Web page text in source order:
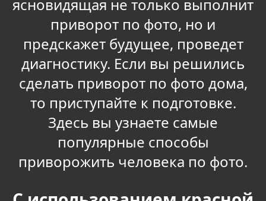
ясновидящая не только выполнит
приворот по фото, но и
предскажет будущее, проведет
диагностику. Если вы решились
сделать приворот по фото дома,
то приступайте к подготовке.
Здесь вы узнаете самые
популярные способы
приворожить человека по фото.